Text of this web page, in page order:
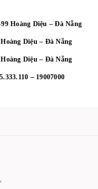
Hoàng Diệu – Đà Nẵng
Diệu – Đà Nẵng
Diệu – Đà Nẵng
– 19007000